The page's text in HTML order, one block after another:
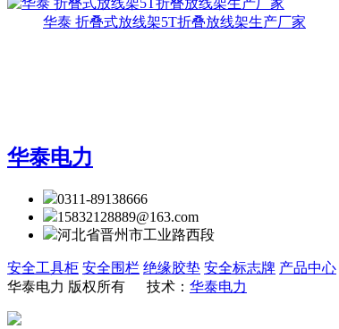
华泰 折叠式放线架5T折叠放线架生产厂家
华泰电力
0311-89138666
15832128889@163.com
河北省晋州市工业路西段
安全工具柜 安全围栏 绝缘胶垫 安全标志牌 产品中心
华泰电力 版权所有 技术： 华泰电力